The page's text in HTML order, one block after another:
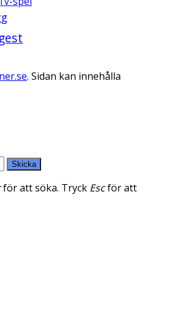
. Sidan kan innehålla
Skicka
för att söka. Tryck Escför att